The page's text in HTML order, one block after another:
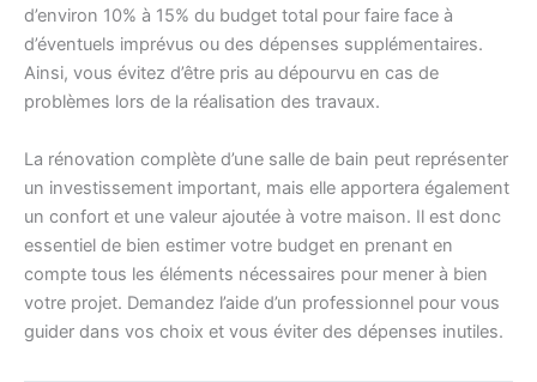
d’environ 10% à 15% du budget total pour faire face à
d’éventuels imprévus ou des dépenses supplémentaires.
Ainsi, vous évitez d’être pris au dépourvu en cas de
problèmes lors de la réalisation des travaux.
La rénovation complète d’une salle de bain peut représenter
un investissement important, mais elle apportera également
un confort et une valeur ajoutée à votre maison. Il est donc
essentiel de bien estimer votre budget en prenant en
compte tous les éléments nécessaires pour mener à bien
votre projet. Demandez l’aide d’un professionnel pour vous
guider dans vos choix et vous éviter des dépenses inutiles.